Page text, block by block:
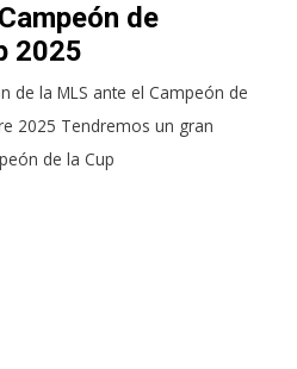
de
2025
de la MLS ante el Campeón de
2025 Tendremos un gran
de la Cup